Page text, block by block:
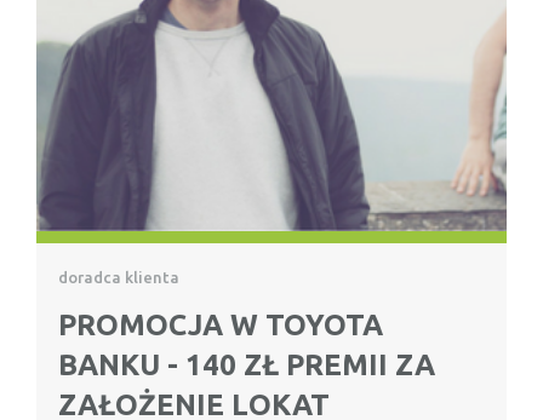
doradca klienta
PROMOCJA W TOYOTA
BANKU - 140 ZŁ PREMII ZA
ZAŁOŻENIE LOKAT